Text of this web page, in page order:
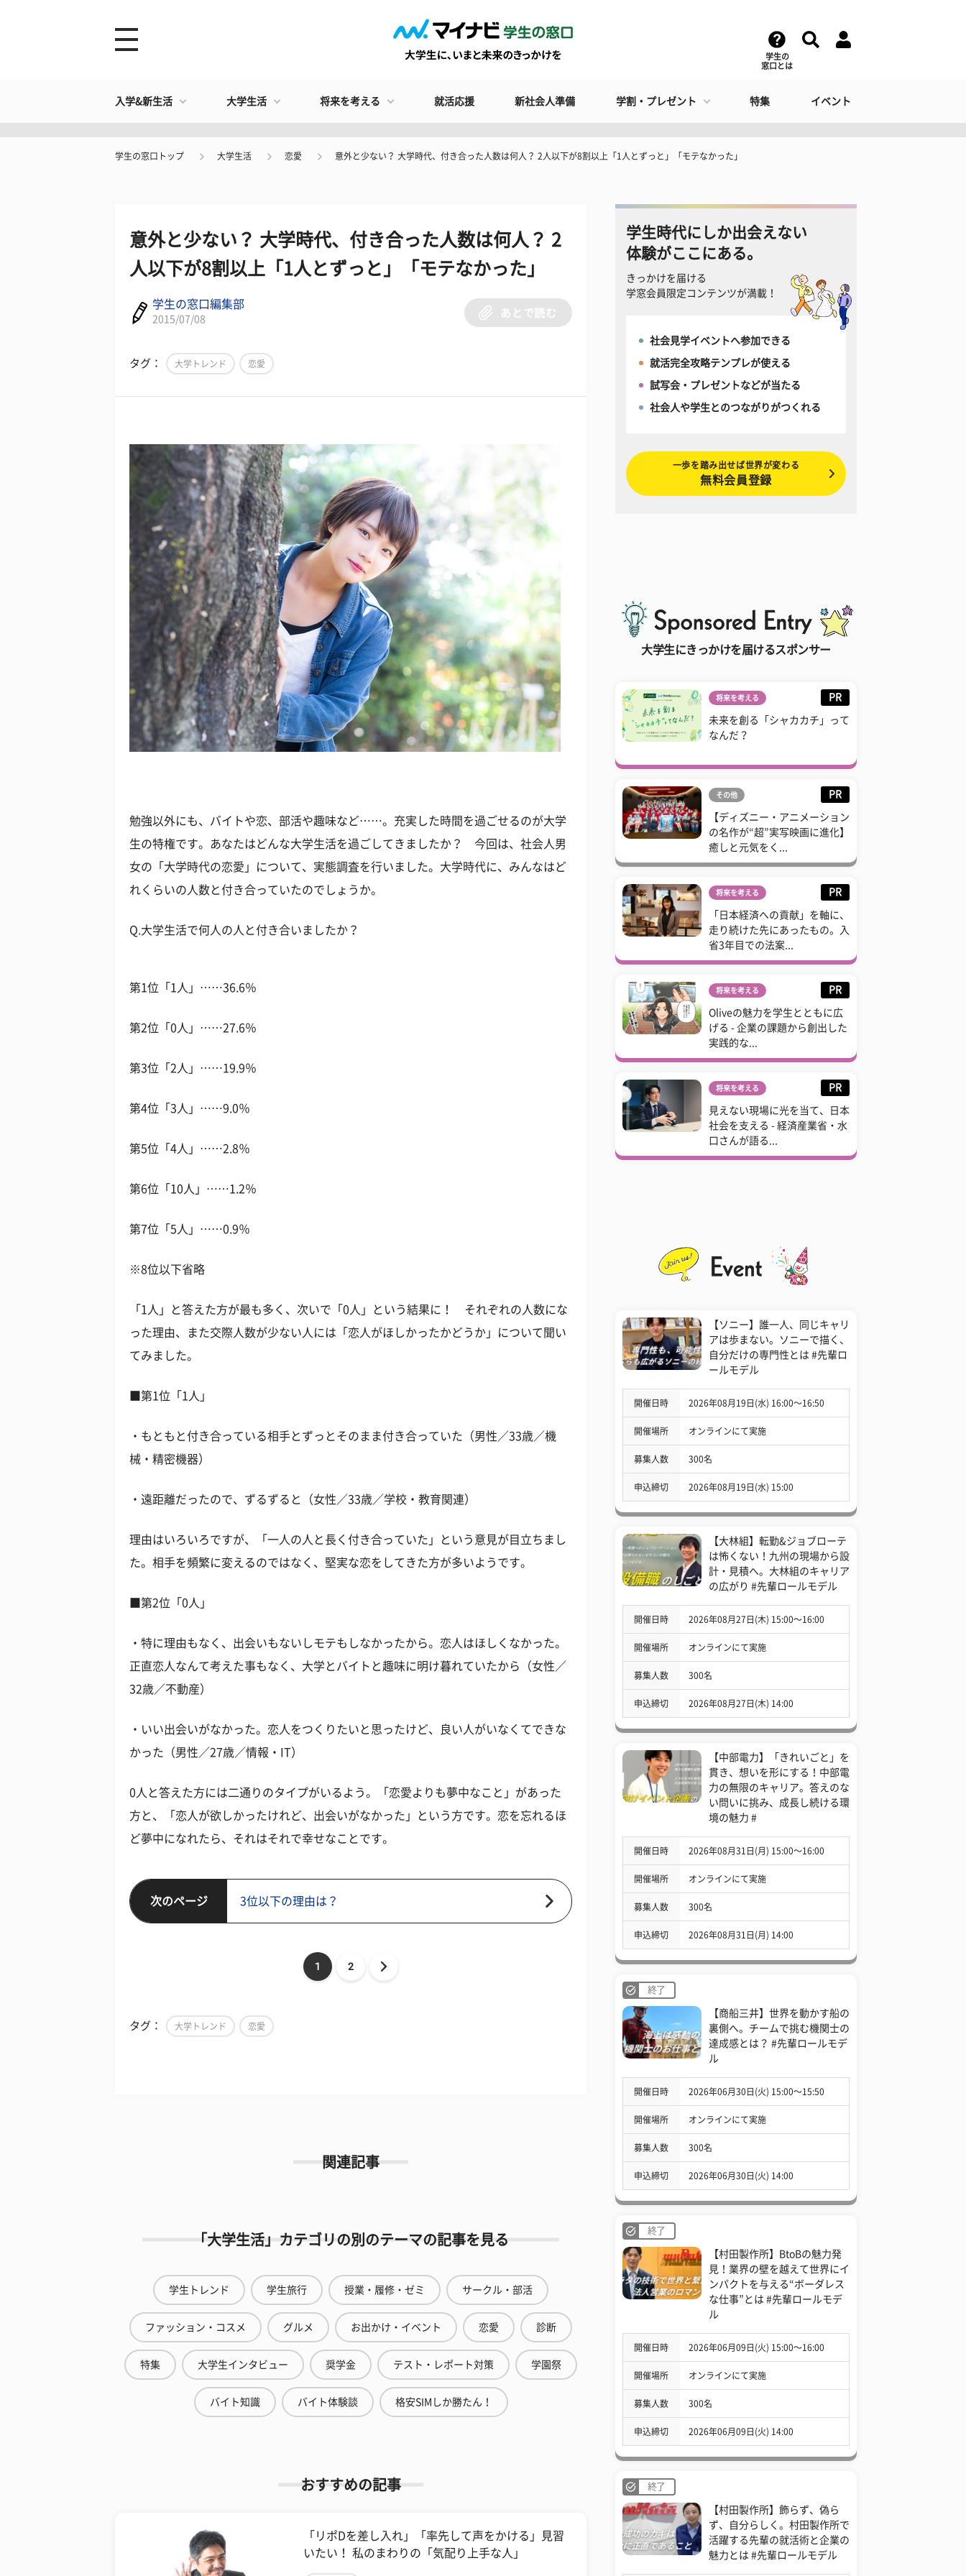
学生の
窓口とは
入学&新生活 大学生活 将来を考える 就活応援 新社会人準備 学割・プレゼント 特集 イベント
学生の窓口トップ 大学生活 恋愛 意外と少ない？ 大学時代、付き合った人数は何人？ 2人以下が8割以上「1人とずっと」「モテなかった」
意外と少ない？ 大学時代、付き合った人数は何人？ 2
人以下が8割以上「1人とずっと」「モテなかった」
学生の窓口編集部
2015/07/08
あとで読む
タグ： 大学トレンド 恋愛
勉強以外にも、バイトや恋、部活や趣味など……。充実した時間を過ごせるのが大学
生の特権です。あなたはどんな大学生活を過ごしてきましたか？ 今回は、社会人男
女の「大学時代の恋愛」について、実態調査を行いました。大学時代に、みんなはど
れくらいの人数と付き合っていたのでしょうか。
Q.大学生活で何人の人と付き合いましたか？
第1位「1人」……36.6％
第2位「0人」……27.6％
第3位「2人」……19.9％
第4位「3人」……9.0％
第5位「4人」……2.8％
第6位「10人」……1.2％
第7位「5人」……0.9％
※8位以下省略
「1人」と答えた方が最も多く、次いで「0人」という結果に！ それぞれの人数にな
った理由、また交際人数が少ない人には「恋人がほしかったかどうか」について聞い
てみました。
■第1位「1人」
・もともと付き合っている相手とずっとそのまま付き合っていた（男性／33歳／機
械・精密機器）
・遠距離だったので、ずるずると（女性／33歳／学校・教育関連）
理由はいろいろですが、「一人の人と長く付き合っていた」という意見が目立ちまし
た。相手を頻繁に変えるのではなく、堅実な恋をしてきた方が多いようです。
■第2位「0人」
・特に理由もなく、出会いもないしモテもしなかったから。恋人はほしくなかった。
正直恋人なんて考えた事もなく、大学とバイトと趣味に明け暮れていたから（女性／
32歳／不動産）
・いい出会いがなかった。恋人をつくりたいと思ったけど、良い人がいなくてできな
かった（男性／27歳／情報・IT）
0人と答えた方には二通りのタイプがいるよう。「恋愛よりも夢中なこと」があった
方と、「恋人が欲しかったけれど、出会いがなかった」という方です。恋を忘れるほ
ど夢中になれたら、それはそれで幸せなことです。
次のページ 3位以下の理由は？
1 2
タグ： 大学トレンド 恋愛
関連記事
「大学生活」カテゴリの別のテーマの記事を見る
学生トレンド 学生旅行 授業・履修・ゼミ サークル・部活
ファッション・コスメ グルメ お出かけ・イベント 恋愛 診断
特集 大学生インタビュー 奨学金 テスト・レポート対策 学園祭
バイト知識 バイト体験談 格安SIMしか勝たん！
おすすめの記事
「リポDを差し入れ」「率先して声をかける」見習
いたい！ 私のまわりの「気配り上手な人」
学生時代にしか出会えない
体験がここにある。
きっかけを届ける
学窓会員限定コンテンツが満載！
社会見学イベントへ参加できる
就活完全攻略テンプレが使える
試写会・プレゼントなどが当たる
社会人や学生とのつながりがつくれる
一歩を踏み出せば世界が変わる
無料会員登録
大学生にきっかけを届けるスポンサー
将来を考える PR
未来を創る「シャカカチ」って
なんだ？
その他 PR
【ディズニー・アニメーション
の名作が“超”実写映画に進化】
癒しと元気をく...
将来を考える PR
「日本経済への貢献」を軸に、
走り続けた先にあったもの。入
省3年目での法案...
将来を考える PR
Oliveの魅力を学生とともに広
げる - 企業の課題から創出した
実践的な...
将来を考える PR
見えない現場に光を当て、日本
社会を支える - 経済産業省・水
口さんが語る...
【ソニー】誰一人、同じキャリ
アは歩まない。ソニーで描く、
自分だけの専門性とは #先輩ロ
ールモデル
開催日時 2026年08月19日(水) 16:00〜16:50
開催場所 オンラインにて実施
募集人数 300名
申込締切 2026年08月19日(水) 15:00
【大林組】転勤&ジョブローテ
は怖くない！九州の現場から設
計・見積へ。大林組のキャリア
の広がり #先輩ロールモデル
開催日時 2026年08月27日(木) 15:00〜16:00
開催場所 オンラインにて実施
募集人数 300名
申込締切 2026年08月27日(木) 14:00
【中部電力】「きれいごと」を
貫き、想いを形にする！中部電
力の無限のキャリア。答えのな
い問いに挑み、成長し続ける環
境の魅力 #
開催日時 2026年08月31日(月) 15:00〜16:00
開催場所 オンラインにて実施
募集人数 300名
申込締切 2026年08月31日(月) 14:00
終了
【商船三井】世界を動かす船の
裏側へ。チームで挑む機関士の
達成感とは？ #先輩ロールモデ
ル
開催日時 2026年06月30日(火) 15:00〜15:50
開催場所 オンラインにて実施
募集人数 300名
申込締切 2026年06月30日(火) 14:00
終了
【村田製作所】BtoBの魅力発
見！業界の壁を越えて世界にイ
ンパクトを与える“ボーダレス
な仕事”とは #先輩ロールモデ
ル
開催日時 2026年06月09日(火) 15:00〜16:00
開催場所 オンラインにて実施
募集人数 300名
申込締切 2026年06月09日(火) 14:00
終了
【村田製作所】飾らず、偽ら
ず、自分らしく。村田製作所で
活躍する先輩の就活術と企業の
魅力とは #先輩ロールモデル